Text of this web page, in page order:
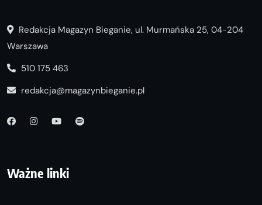
Redakcja Magazyn Bieganie, ul. Murmańska 25, 04-204
Warszawa
510 175 463
redakcja@magazynbieganie.pl
Ważne linki